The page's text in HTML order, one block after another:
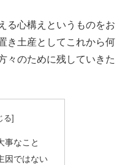
る心構えというものをお
き土産としてこれから何
々のために残していきた
事なこと
因ではない